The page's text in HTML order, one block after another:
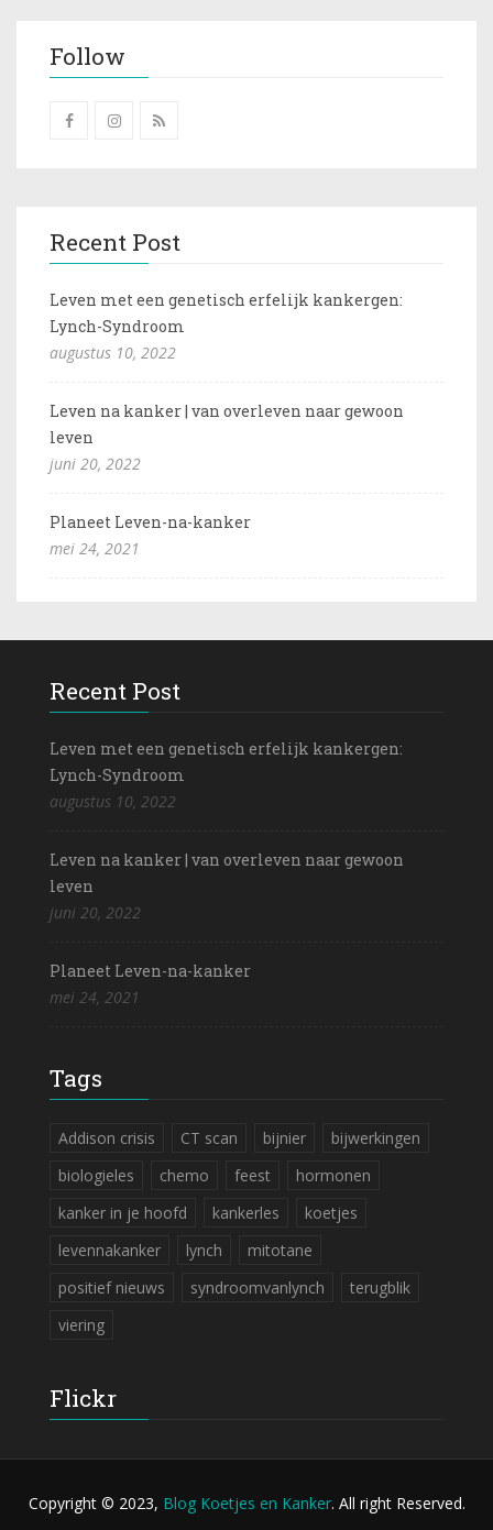
Follow
Recent Post
Leven met een genetisch erfelijk kankergen:
Lynch-Syndroom
augustus 10, 2022
Leven na kanker | van overleven naar gewoon
leven
juni 20, 2022
Planeet Leven-na-kanker
mei 24, 2021
Recent Post
Leven met een genetisch erfelijk kankergen:
Lynch-Syndroom
augustus 10, 2022
Leven na kanker | van overleven naar gewoon
leven
juni 20, 2022
Planeet Leven-na-kanker
mei 24, 2021
Tags
Addison crisis CT scan bijnier
bijwerkingen
biologieles
chemo feest
hormonen
kanker in je hoofd
kankerles
koetjes
levennakanker
lynch
mitotane
positief nieuws
syndroomvanlynch
terugblik
viering
Flickr
Copyright © 2023, Blog Koetjes en Kanker. All right Reserved.